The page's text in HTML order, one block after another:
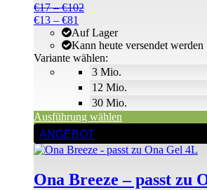
€17 –€102Preisspanne:
bis
€102
€13 – €81
€13
bis
€81
3 Mio.
12 Mio.
30 Mio.
Auf Lager
Kann heute versendet werden
Variante wählen:
Ausführung wählen
auf
der
Produktseite
gewählt
werden
ANGEBOT
Ona Breeze – passt zu